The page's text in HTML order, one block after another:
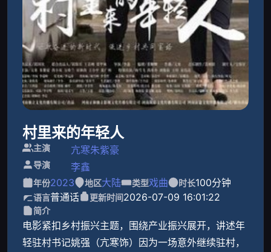
村里来的年轻人
主演 亢寒朱紫豪
导演 李鑫
年份2023 地区大陆 类型戏曲 时长100分钟
语言普通话 更新时间2026-07-09 16:01:22
简介
电影紧扣乡村振兴主题，围绕产业振兴展开，讲述年
轻驻村书记姚强（亢寒饰）因为一场意外继续驻村，